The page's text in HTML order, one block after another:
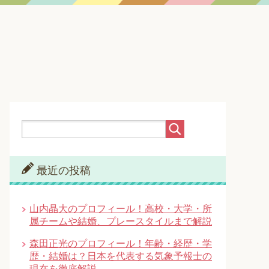
最近の投稿
山内晶大のプロフィール！高校・大学・所
属チームや結婚、プレースタイルまで解説
森田正光のプロフィール！年齢・経歴・学
歴・結婚は？日本を代表する気象予報士の